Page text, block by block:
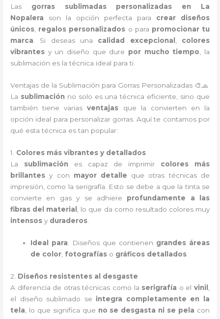
Las gorras sublimadas personalizadas en La
Nopalera son la opción perfecta para crear diseños
únicos regalos personalizados o para promocionar tu
marca . Si deseas una calidad excepcional
colores
vibrantes y un diseño que dure por mucho tiempo , la
sublimación es la técnica ideal para ti.
Ventajas de la Sublimación para Gorras Personalizadas 🎨🧢
La sublimación no solo es una técnica eficiente, sino que
también tiene variasventajas que la convierten en la
opción ideal para personalizar gorras. Aquí te contamos por
qué esta técnica es tan popular:
1. Colores más vibrantes y detallados
La sublimación es capaz de imprimir colores más
brillantes y con mayor detalle que otras técnicas de
impresión, como la serigrafía. Esto se debe a que la tinta se
convierte en gas y se adhiere profundamente a las
fibras del material
, lo que da como resultado colores muy
intensos y duraderos
Ideal para: Diseños que contienen grandes áreas
de color fotografías o gráficos detallados
2. Diseños resistentes al desgaste
A diferencia de otras técnicas como la serigrafía o el vinil
el diseño sublimado se integra completamente en la
tela , lo que significa que no se desgasta ni se pela con